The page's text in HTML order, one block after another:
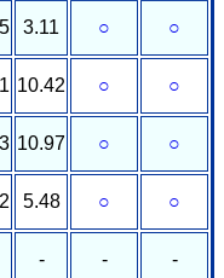
3.11 ○ ○
10.42 ○ ○
10.97 ○ ○
5.48 ○ ○
- - -